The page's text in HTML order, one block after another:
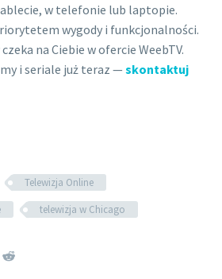
w telefonie lub laptopie.
wygody i funkcjonalności.
na Ciebie w ofercie WeebTV.
i seriale już teraz — skontaktuj
Telewizja Online
telewizja w Chicago